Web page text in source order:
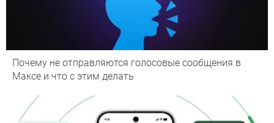
Почему не отправляются голосовые сообщения в
Максе и что с этим делать